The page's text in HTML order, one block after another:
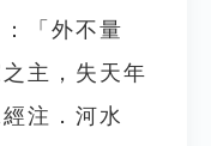
「外不量
主，失天年
注．河水